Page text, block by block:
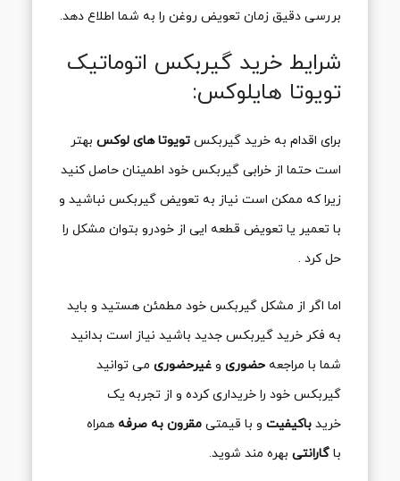
بررسی دقیق زمان تعویض روغن را به شما اطلاع دهد.
شرایط خرید گیربکس اتوماتیک
تویوتا هایلوکس:
برای اقدام به خرید گیربکس تویوتا های لوکس بهتر
است حتما از خرابی گیربکس خود اطمینان حاصل کنید
زیرا که ممکن است نیاز به تعویض گیربکس نباشید و
با تعمیر یا تعویض قطعه ایی از خودرو بتوان مشکل را
حل کرد .
اما اگر از مشکل گیربکس خود مطمئن هستید و باید
به فکر خرید گیربکس جدید باشید نیاز است بدانید
شما با مراجعه حضوریوغیرحضوریمی توانید
گیربکس خود را خریداری کرده و از تجربه یک
خرید باکیفیتو با قیمتیمقرون به صرفه همراه
با گارانتیبهره مند شوید.